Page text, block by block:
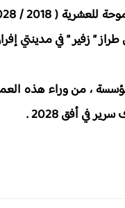
” زفير ” في مدينتي
، من وراء هذه